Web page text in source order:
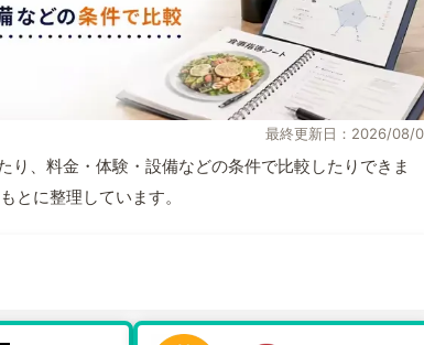
最終更新日：2026/08/
、料金・体験・設備などの条件で比較したりできま
とに整理しています。